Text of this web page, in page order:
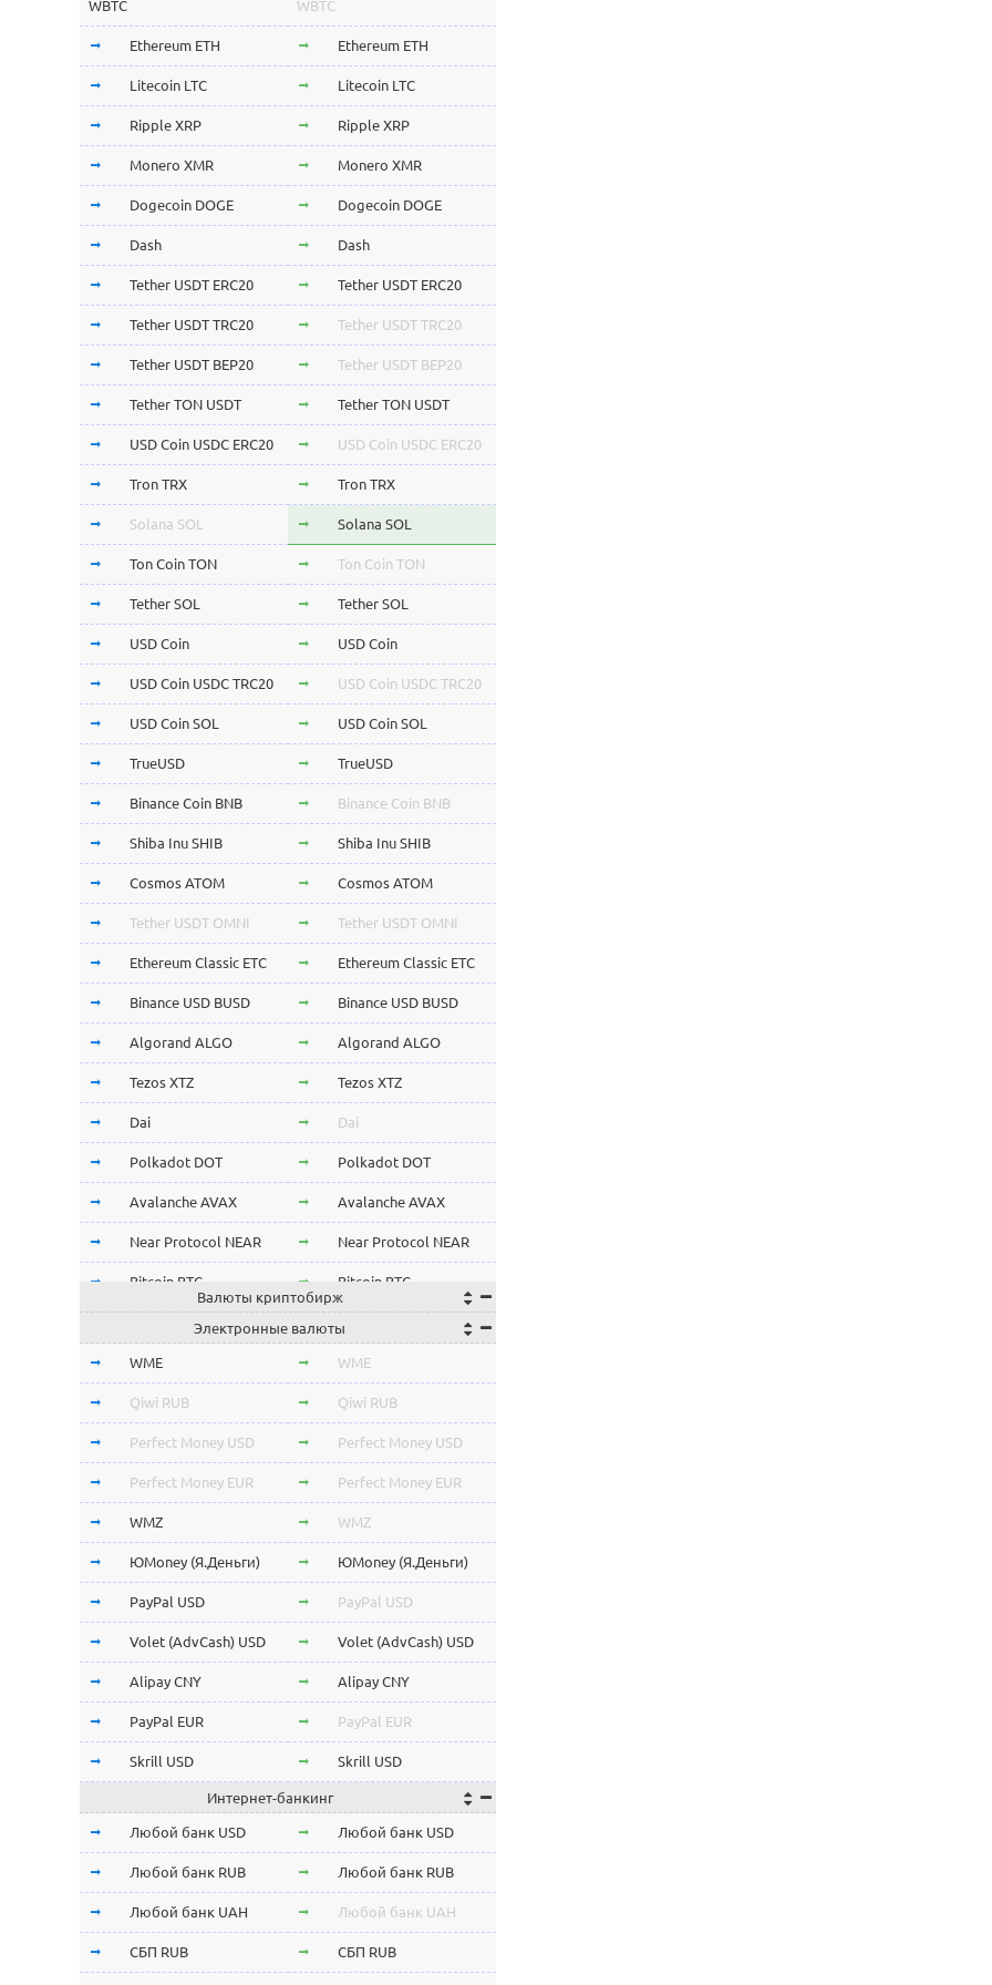
WBTC
WBTC
Ethereum ETH Ethereum ETH
Litecoin LTC Litecoin LTC
Ripple XRP Ripple XRP
Monero XMR Monero XMR
Dogecoin DOGE Dogecoin DOGE
Dash Dash
Tether USDT ERC20 Tether USDT ERC20
Tether USDT TRC20 Tether USDT TRC20
Tether USDT BEP20 Tether USDT BEP20
Tether TON USDT Tether TON USDT
USD Coin USDC ERC20 USD Coin USDC ERC20
Tron TRX Tron TRX
Solana SOL Solana SOL
Ton Coin TON Ton Coin TON
Tether SOL Tether SOL
USD Coin USD Coin
USD Coin USDC TRC20 USD Coin USDC TRC20
USD Coin SOL USD Coin SOL
TrueUSD TrueUSD
Binance Coin BNB Binance Coin BNB
Shiba Inu SHIB Shiba Inu SHIB
Cosmos ATOM Cosmos ATOM
Tether USDT OMNI Tether USDT OMNI
Ethereum Classic ETC Ethereum Classic ETC
Binance USD BUSD Binance USD BUSD
Algorand ALGO Algorand ALGO
Tezos XTZ Tezos XTZ
Dai Dai
Polkadot DOT Polkadot DOT
Avalanche AVAX Avalanche AVAX
Near Protocol NEAR Near Protocol NEAR
Bitcoin BTC Bitcoin BTC
Terra LUNA
Cardano ADA Cardano ADA
OmiseGo OMG OmiseGo OMG
Verge XVG Verge XVG
BitTorrent BTT BitTorrent BTT
Stellar Lumens XLM Stellar Lumens XLM
EOS EOS
NEO NEO
ChainLink LINK ChainLink LINK
Qtum Qtum
Iota MIOTA Iota MIOTA
Waves Waves
Zcash ZEC Zcash ZEC
Ontology ONT Ontology ONT
0x ZRX 0x ZRX
VeChain VET VeChain VET
Валюты криптобирж
Электронные валюты
WME WME
Qiwi RUB Qiwi RUB
Perfect Money USD Perfect Money USD
Perfect Money EUR Perfect Money EUR
WMZ WMZ
ЮMoney (Я.Деньги) ЮMoney (Я.Деньги)
PayPal USD PayPal USD
Volet (AdvCash) USD Volet (AdvCash) USD
Alipay CNY Alipay CNY
PayPal EUR PayPal EUR
Skrill USD Skrill USD
Volet (AdvCash) RUB Volet (AdvCash) RUB
Volet (AdvCash) EUR Volet (AdvCash) EUR
Volet (AdvCash) KZT Volet (AdvCash) KZT
ePayments USD ePayments USD
Интернет-банкинг
Любой банк USD Любой банк USD
Любой банк RUB Любой банк RUB
Любой банк UAH Любой банк UAH
СБП RUB СБП RUB